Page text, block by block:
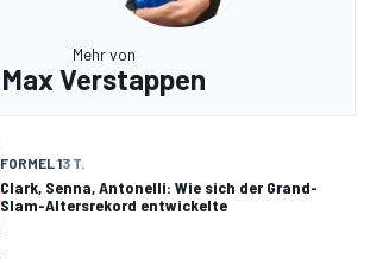
Mehr von
Max Verstappen
FORMEL 13 T.
Clark, Senna, Antonelli: Wie sich der Grand-
Slam-Altersrekord entwickelte